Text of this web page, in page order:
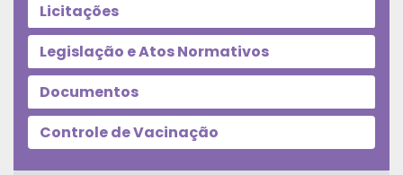
Licitações
Legislação e Atos Normativos
Documentos
Controle de Vacinação